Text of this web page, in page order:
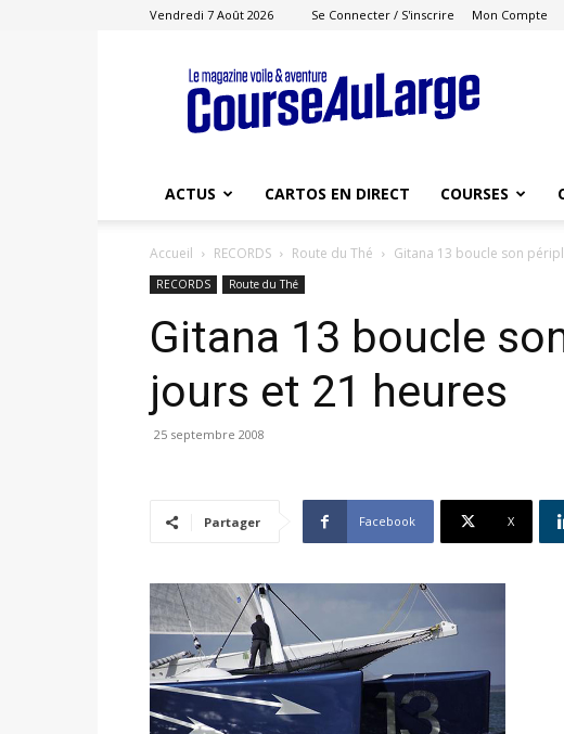
Vendredi 7 Août 2026 Se Connecter / S'inscrire Mon Compte
Course
au
Large
ACTUS CARTOS EN DIRECT COURSES
Accueil RECORDS Route du Thé Gitana 13 boucle son
RECORDS Route du Thé
Gitana 13 boucle
jours et 21 heures
25 septembre 2008
Partager Facebook X